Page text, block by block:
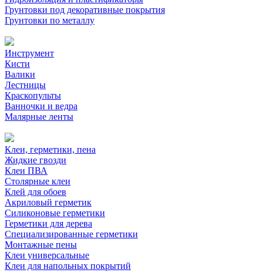
Грунтовки под декоративные покрытия
Грунтовки по металлу
Инструмент
Кисти
Валики
Лестницы
Краскопульты
Ванночки и ведра
Малярные ленты
Клеи, герметики, пена
Жидкие гвозди
Клеи ПВА
Столярные клеи
Клей для обоев
Акриловый герметик
Силиконовые герметики
Герметики для дерева
Специализированные герметики
Монтажные пены
Клеи универсальные
Клеи для напольных покрытий